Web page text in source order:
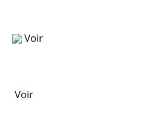
Voir
Voir